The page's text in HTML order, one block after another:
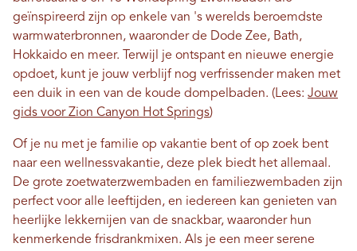
geïnspireerd zijn op enkele van 's werelds beroemdste
warmwaterbronnen, waaronder de Dode Zee, Bath,
Hokkaido en meer. Terwijl je ontspant en nieuwe energie
opdoet, kunt je jouw verblijf nog verfrissender maken met
een duik in een van de koude dompelbaden. (Lees: Jouw
gids voor Zion Canyon Hot Springs)
Of je nu met je familie op vakantie bent of op zoek bent
naar een wellnessvakantie, deze plek biedt het allemaal.
De grote zoetwaterzwembaden en familiezwembaden zijn
perfect voor alle leeftijden, en iedereen kan genieten van
heerlijke lekkernijen van de snackbar, waaronder hun
kenmerkende frisdrankmixen. Als je een meer serene